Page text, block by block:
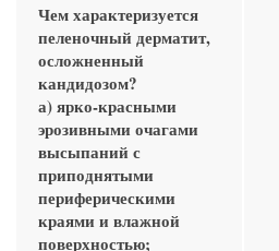
Чем характеризуется
пеленочный дерматит,
осложненный
кандидозом?
а) ярко-красными
эрозивными очагами
высыпаний с
приподнятыми
периферическими
краями и влажной
поверхностью;